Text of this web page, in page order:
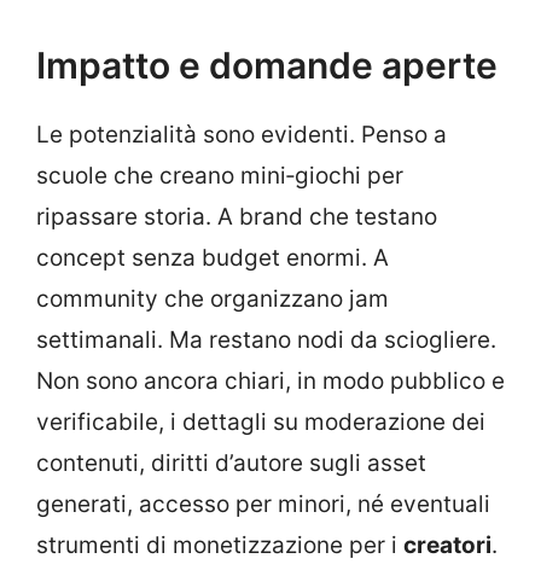
Impatto e domande aperte
Le potenzialità sono evidenti. Penso a
scuole che creano mini‑giochi per
ripassare storia. A brand che testano
concept senza budget enormi. A
community che organizzano jam
settimanali. Ma restano nodi da sciogliere.
Non sono ancora chiari, in modo pubblico e
verificabile, i dettagli su moderazione dei
contenuti, diritti d’autore sugli asset
generati, accesso per minori, né eventuali
strumenti di monetizzazione per i creatori.